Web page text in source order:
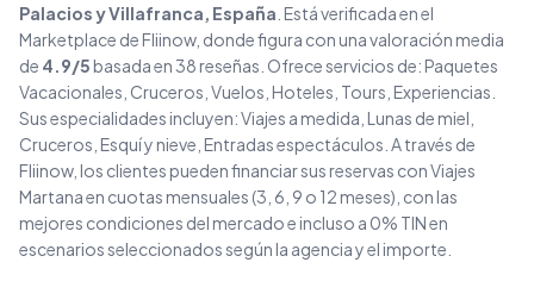
Palacios y Villafranca, España . Está verificada en el
Marketplace de Fliinow, donde figura con una valoración media
de 4.9/5basada en38reseñas . Ofrece servicios de:Paquetes
Vacacionales, Cruceros, Vuelos, Hoteles, Tours, Experiencias
Sus especialidades incluyen:Viajes a medida, Lunas de miel,
Cruceros, Esquí y nieve, Entradas espectáculos A través de
Fliinow, los clientes pueden financiar sus reservas conViajes
Martanaen cuotas mensuales (3, 6, 9 o 12 meses), con las
mejores condiciones del mercado e incluso a 0% TIN en
escenarios seleccionados según la agencia y el importe.